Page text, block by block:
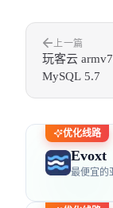
上一篇
玩客云
MySQL 5.7
优化线路
Evoxt
最便宜的